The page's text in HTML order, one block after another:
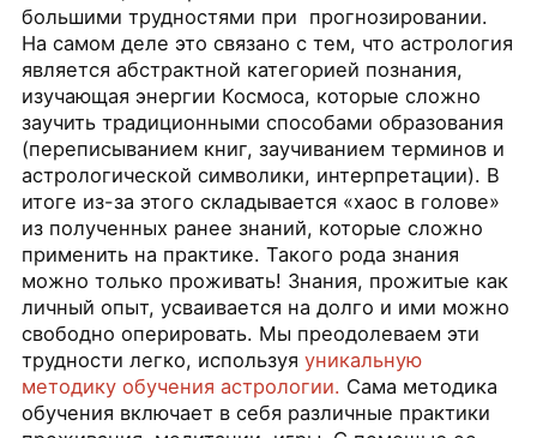
большими трудностями при прогнозировании.
На самом деле это связано с тем, что астрология
является абстрактной категорией познания,
изучающая энергии Космоса, которые сложно
заучить традиционными способами образования
(переписыванием книг, заучиванием терминов и
астрологической символики, интерпретации). В
итоге из-за этого складывается «хаос в голове»
из полученных ранее знаний, которые сложно
применить на практике. Такого рода знания
можно только проживать! Знания, прожитые как
личный опыт, усваивается на долго и ими можно
свободно оперировать. Мы преодолеваем эти
трудности легко, используяуникальную
методику обучения астрологии. Сама методика
обучения включает в себя различные практики